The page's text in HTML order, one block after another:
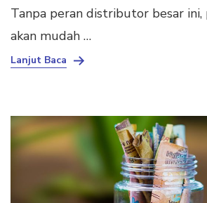
Tanpa peran distributor besar
akan mudah …
Lanjut Baca